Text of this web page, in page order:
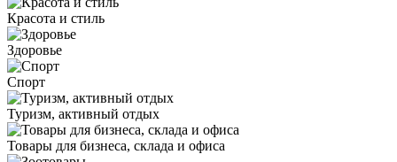
Красота и стиль
Здоровье
Спорт
Туризм, активный отдых
Товары для бизнеса, склада и офиса